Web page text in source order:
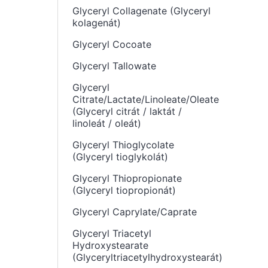
Glyceryl Collagenate (Glyceryl
kolagenát)
Glyceryl Cocoate
Glyceryl Tallowate
Glyceryl
Citrate/Lactate/Linoleate/Oleate
(Glyceryl citrát / laktát /
linoleát / oleát)
Glyceryl Thioglycolate
(Glyceryl tioglykolát)
Glyceryl Thiopropionate
(Glyceryl tiopropionát)
Glyceryl Caprylate/Caprate
Glyceryl Triacetyl
Hydroxystearate
(Glyceryltriacetylhydroxystearát)